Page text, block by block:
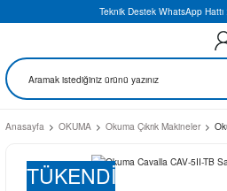
Teknik Destek WhatsApp
Anasayfa OKUMA Okuma Çıkrık Makineler
TÜKENDİ